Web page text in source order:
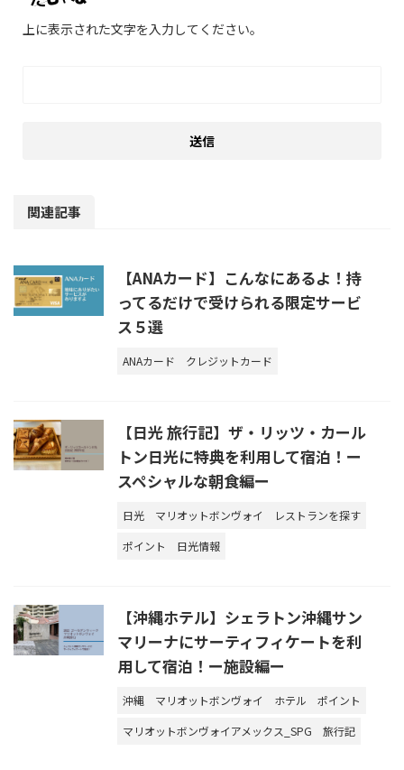
上に表示された文字を入力してください。
関連記事
【ANAカード】こんなにあるよ！持
ってるだけで受けられる限定サービ
ス５選
ANAカード クレジットカード
【日光 旅行記】ザ・リッツ・カール
トン日光に特典を利用して宿泊！ー
スペシャルな朝食編ー
日光 マリオットボンヴォイ
レストランを探す
ポイント
日光情報
【沖縄ホテル】シェラトン沖縄サン
マリーナにサーティフィケートを利
用して宿泊！ー施設編ー
沖縄 マリオットボンヴォイ ホテル
ポイント
マリオットボンヴォイアメックス_SPG
旅行記